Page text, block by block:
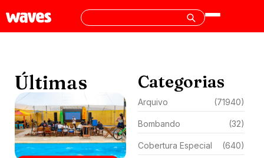
Últimas Categorias
Arquivo (71940)
Bombando (32)
Cobertura Especial (640)